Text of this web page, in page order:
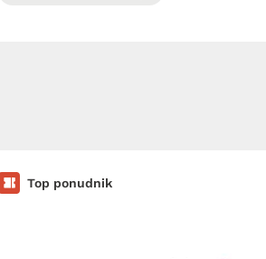
Top ponudnik